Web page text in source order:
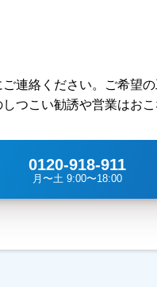
連絡ください。ご希望
つこい勧誘や営業はお
0120-918-911
月〜土 9:00〜18:00